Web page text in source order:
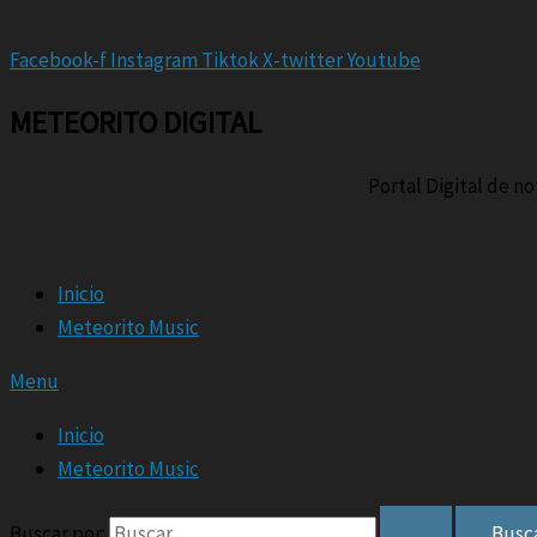
Facebook-fInstagram TiktokX-twitterYoutube
METEORITO DIGITAL
Portal Digital de
Inicio
Meteorito Music
Menu
Inicio
Meteorito Music